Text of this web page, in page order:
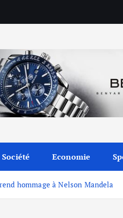
Société Economie
hommage à Nelson Mandela